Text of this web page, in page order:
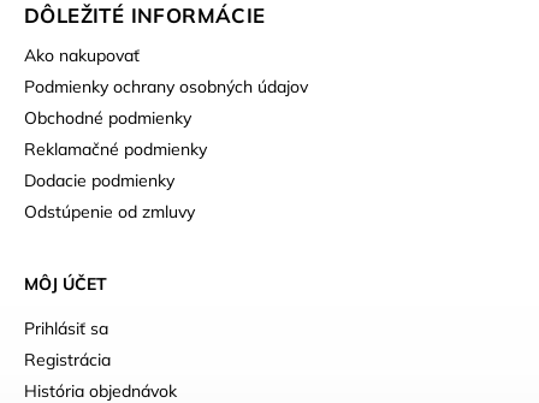
DÔLEŽITÉ INFORMÁCIE
Ako nakupovať
Podmienky ochrany osobných údajov
Obchodné podmienky
Reklamačné podmienky
Dodacie podmienky
Odstúpenie od zmluvy
MÔJ ÚČET
Prihlásiť sa
Registrácia
História objednávok